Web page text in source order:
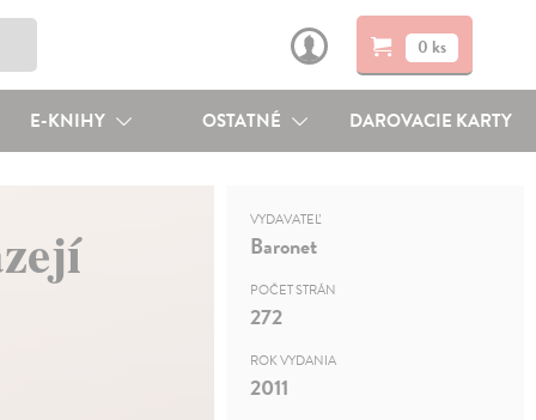
0 ks
E-KNIHY OSTATNÉ DAROVACIE KARTY
VYDAVATEĽ
Baronet
POČET STRÁN
272
ROK VYDANIA
2011